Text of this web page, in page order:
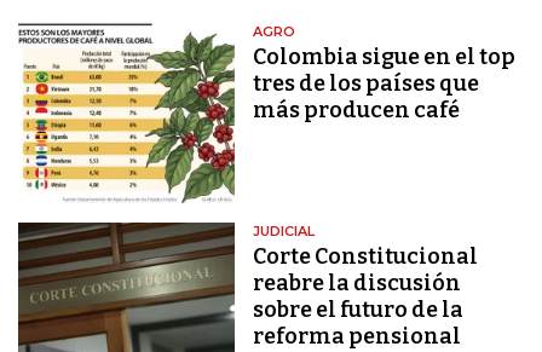
AGRO
Colombia sigue en el top
tres de los países que
más producen café
JUDICIAL
Corte Constitucional
reabre la discusión
sobre el futuro de la
reforma pensional